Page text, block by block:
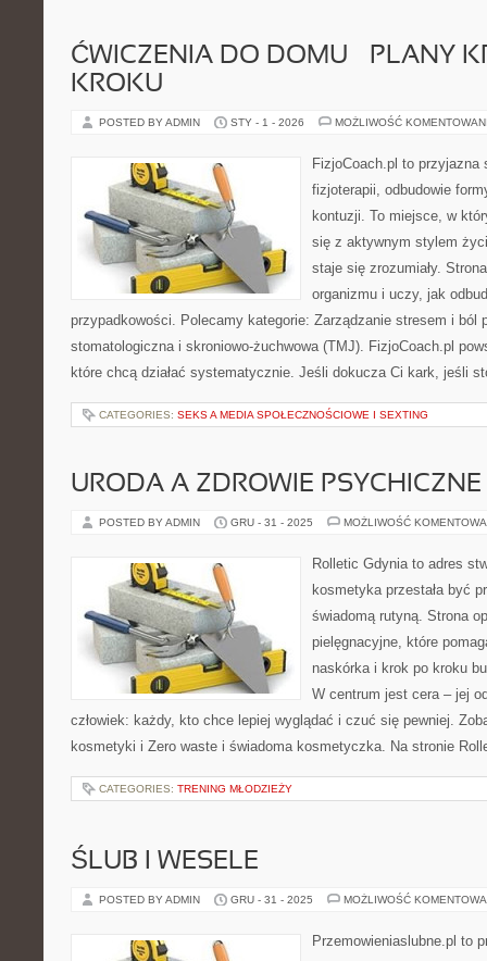
ĆWICZENIA DO DOMU – PLANY
KROKU
POSTED BY ADMIN STY - 1 - 2026 MOŻLIWOŚĆ
FizjoCoach.pl to przyjazna
fizjoterapii, odbudowie
kontuzji. To miejsce, w
się z aktywnym stylem
staje się zrozumiały.
organizmu i uczy, jak
przypadkowości. Polecamy kategorie: Zarządzanie stresem i ból
stomatologiczna i skroniowo-żuchwowa (TMJ). FizjoCoach.pl
które chcą działać systematycznie. Jeśli dokucza Ci kark, jeśli
CATEGORIES: SEKS A MEDIA SPOŁECZNOŚCIOWE I SEXTING
URODA A ZDROWIE PSYCHICZNE
POSTED BY ADMIN GRU - 31 - 2025 MOŻLIWOŚĆ
Rolletic Gdynia to adres
kosmetyka przestała być
świadomą rutyną. Strona
pielęgnacyjne, które
naskórka i krok po kroku
W centrum jest cera – jej
człowiek: każdy, kto chce lepiej wyglądać i czuć się pewniej.
kosmetyki i Zero waste i świadoma kosmetyczka. Na stronie
CATEGORIES: TRENING MŁODZIEŻY
ŚLUB I WESELE
POSTED BY ADMIN GRU - 31 - 2025 MOŻLIWOŚĆ
Przemowieniaslubne.pl to